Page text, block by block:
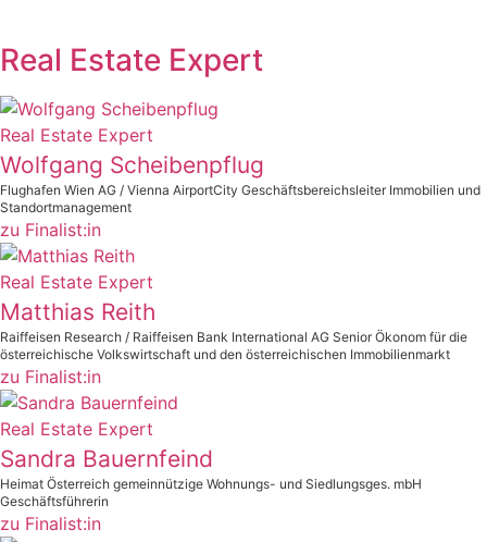
Real Estate Expert
Real Estate Expert
Wolfgang Scheibenpflug
Flughafen Wien AG / Vienna AirportCity Geschäftsbereichsleiter Immobilien und
Standortmanagement
zu Finalist:in
Real Estate Expert
Matthias Reith
Raiffeisen Research / Raiffeisen Bank International AG Senior Ökonom für die
österreichische Volkswirtschaft und den österreichischen Immobilienmarkt
zu Finalist:in
Real Estate Expert
Sandra Bauernfeind
Heimat Österreich gemeinnützige Wohnungs- und Siedlungsges. mbH
Geschäftsführerin
zu Finalist:in